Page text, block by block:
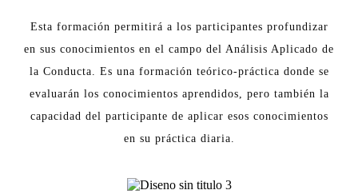
Esta formación permitirá a los participantes profundizar
en sus conocimientos en el campo del Análisis Aplicado de
la Conducta. Es una formación teórico-práctica donde se
evaluarán los conocimientos aprendidos, pero también la
capacidad del participante de aplicar esos conocimientos
en su práctica diaria.